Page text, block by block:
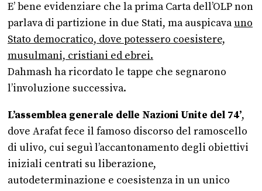
E’ bene evidenziare che la prima Carta dell’OLP non
parlava di partizione in due Stati, ma auspicavauno
Stato democratico, dove potessero coesistere,
musulmani, cristiani ed ebrei.
Dahmash ha ricordato le tappe che segnarono
l’involuzione successiva.
L’assemblea generale delle Nazioni Unite del 74’,
dove Arafat fece il famoso discorso del ramoscello
di ulivo, cui seguì l’accantonamento degli obiettivi
iniziali centrati su liberazione,
autodeterminazione e coesistenza in un unico